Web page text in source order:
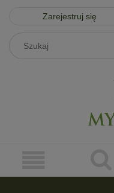
Zarejestruj się